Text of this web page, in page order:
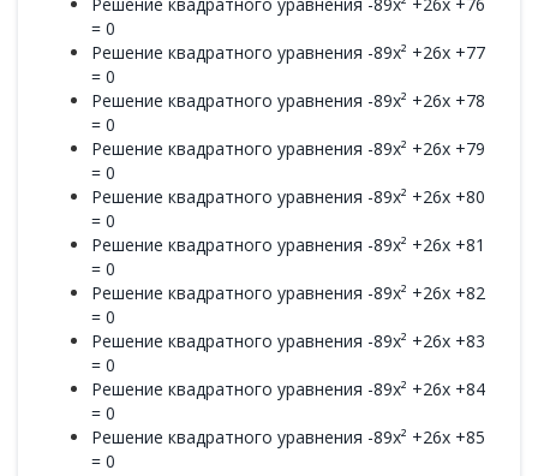
= 0
Решение квадратного уравнения -89x² +26x +77
= 0
Решение квадратного уравнения -89x² +26x +78
= 0
Решение квадратного уравнения -89x² +26x +79
= 0
Решение квадратного уравнения -89x² +26x +80
= 0
Решение квадратного уравнения -89x² +26x +81
= 0
Решение квадратного уравнения -89x² +26x +82
= 0
Решение квадратного уравнения -89x² +26x +83
= 0
Решение квадратного уравнения -89x² +26x +84
= 0
Решение квадратного уравнения -89x² +26x +85
= 0